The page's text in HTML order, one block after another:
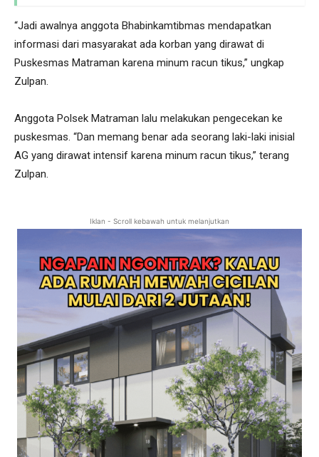
“Jadi awalnya anggota Bhabinkamtibmas mendapatkan
informasi dari masyarakat ada korban yang dirawat di
Puskesmas Matraman karena minum racun tikus,” ungkap
Zulpan.
Anggota Polsek Matraman lalu melakukan pengecekan ke
puskesmas. “Dan memang benar ada seorang laki-laki inisial
AG yang dirawat intensif karena minum racun tikus,” terang
Zulpan.
Iklan - Scroll kebawah untuk melanjutkan